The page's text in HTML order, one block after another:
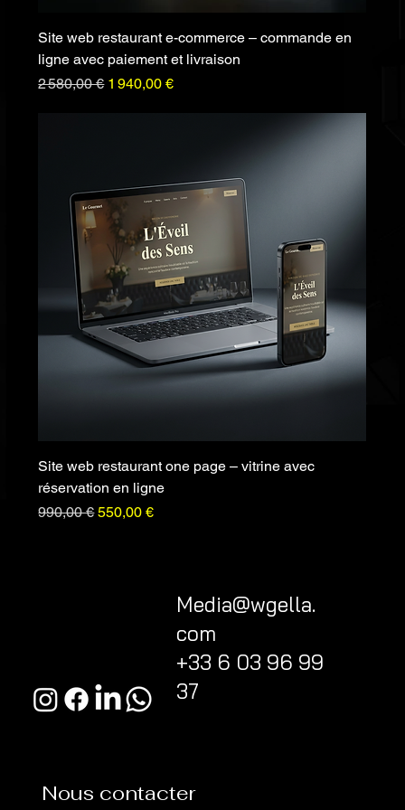
Site web restaurant e-commerce – commande en
ligne avec paiement et livraison
Prix original
2 580,00 € Prix promotionnel
1 940,00 €
Site web restaurant one page – vitrine avec
réservation en ligne
Prix original
990,00 €Prix promotionnel
550,00 €
Media@wgella.
com
+33 6 03 96 99
37
Nous contacter